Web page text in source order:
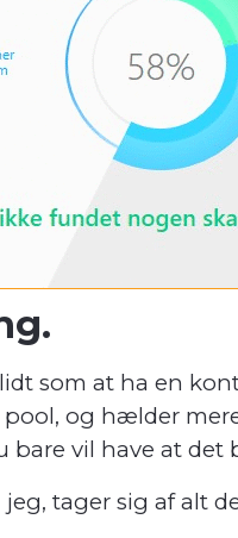
som at ha en
og hælder
bare vil have at det
jeg, tager sig af alt